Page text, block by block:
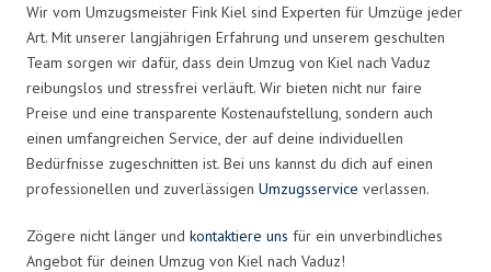
Wir vom Umzugsmeister Fink Kiel sind Experten für Umzüge jeder
Art. Mit unserer langjährigen Erfahrung und unserem geschulten
Team sorgen wir dafür, dass dein Umzug von Kiel nach Vaduz
reibungslos und stressfrei verläuft. Wir bieten nicht nur faire
Preise und eine transparente Kostenaufstellung, sondern auch
einen umfangreichen Service, der auf deine individuellen
Bedürfnisse zugeschnitten ist. Bei uns kannst du dich auf einen
professionellen und zuverlässigen Umzugsservice verlassen.
Zögere nicht länger und kontaktiere uns für ein unverbindliches
Angebot für deinen Umzug von Kiel nach Vaduz!